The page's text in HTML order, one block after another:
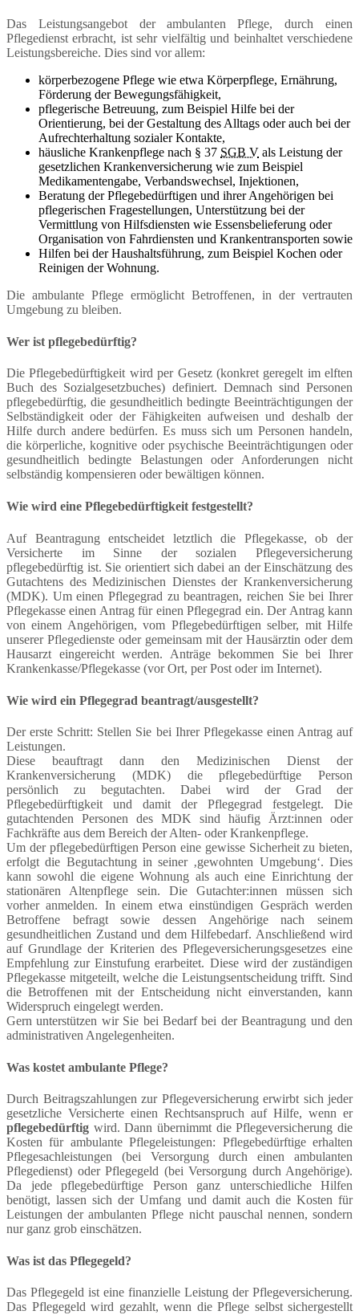
Das Leistungsangebot der ambulanten Pflege, durch einen
Pflegedienst erbracht, ist sehr vielfältig und beinhaltet verschiedene
Leistungsbereiche. Dies sind vor allem:
körperbezogene Pflege wie etwa Körperpflege, Ernährung,
Förderung der Bewegungsfähigkeit,
pflegerische Betreuung, zum Beispiel Hilfe bei der
Orientierung, bei der Gestaltung des Alltags oder auch bei der
Aufrechterhaltung sozialer Kontakte,
häusliche Krankenpflege nach § 37 SGB V als Leistung der
gesetzlichen Krankenversicherung wie zum Beispiel
Medikamentengabe, Verbandswechsel, Injektionen,
Beratung der Pflegebedürftigen und ihrer Angehörigen bei
pflegerischen Fragestellungen, Unterstützung bei der
Vermittlung von Hilfsdiensten wie Essensbelieferung oder
Organisation von Fahrdiensten und Krankentransporten sowie
Hilfen bei der Haushaltsführung, zum Beispiel Kochen oder
Reinigen der Wohnung.
Die ambulante Pflege ermöglicht Betroffenen, in der vertrauten
Umgebung zu bleiben.
Wer ist pflegebedürftig?
Die Pflegebedürftigkeit wird per Gesetz (konkret geregelt im elften
Buch des Sozialgesetzbuches) definiert. Demnach sind Personen
pflegebedürftig, die gesundheitlich bedingte Beeinträchtigungen der
Selbständigkeit oder der Fähigkeiten aufweisen und deshalb der
Hilfe durch andere bedürfen. Es muss sich um Personen handeln,
die körperliche, kognitive oder psychische Beeinträchtigungen oder
gesundheitlich bedingte Belastungen oder Anforderungen nicht
selbständig kompensieren oder bewältigen können.
Wie wird eine Pflegebedürftigkeit festgestellt?
Auf Beantragung entscheidet letztlich die Pflegekasse, ob der
Versicherte im Sinne der sozialen Pflegeversicherung
pflegebedürftig ist. Sie orientiert sich dabei an der Einschätzung des
Gutachtens des Medizinischen Dienstes der Krankenversicherung
(MDK). Um einen Pflegegrad zu beantragen, reichen Sie bei Ihrer
Pflegekasse einen Antrag für einen Pflegegrad ein. Der Antrag kann
von einem Angehörigen, vom Pflegebedürftigen selber, mit Hilfe
unserer Pflegedienste oder gemeinsam mit der Hausärztin oder dem
Hausarzt eingereicht werden. Anträge bekommen Sie bei Ihrer
Krankenkasse/Pflegekasse (vor Ort, per Post oder im Internet).
Wie wird ein Pflegegrad beantragt/ausgestellt?
Der erste Schritt: Stellen Sie bei Ihrer Pflegekasse einen Antrag auf
Leistungen.
Diese beauftragt dann den Medizinischen Dienst der
Krankenversicherung (MDK) die pflegebedürftige Person
persönlich zu begutachten. Dabei wird der Grad der
Pflegebedürftigkeit und damit der Pflegegrad festgelegt. Die
gutachtenden Personen des MDK sind häufig Ärzt:innen oder
Fachkräfte aus dem Bereich der Alten- oder Krankenpflege.
Um der pflegebedürftigen Person eine gewisse Sicherheit zu bieten,
erfolgt die Begutachtung in seiner ‚gewohnten Umgebung‘. Dies
kann sowohl die eigene Wohnung als auch eine Einrichtung der
stationären Altenpflege sein. Die Gutachter:innen müssen sich
vorher anmelden. In einem etwa einstündigen Gespräch werden
Betroffene befragt sowie dessen Angehörige nach seinem
gesundheitlichen Zustand und dem Hilfebedarf. Anschließend wird
auf Grundlage der Kriterien des Pflegeversicherungsgesetzes eine
Empfehlung zur Einstufung erarbeitet. Diese wird der zuständigen
Pflegekasse mitgeteilt, welche die Leistungsentscheidung trifft. Sind
die Betroffenen mit der Entscheidung nicht einverstanden, kann
Widerspruch eingelegt werden.
Gern unterstützen wir Sie bei Bedarf bei der Beantragung und den
administrativen Angelegenheiten.
Was kostet ambulante Pflege?
Durch Beitragszahlungen zur Pflegeversicherung erwirbt sich jeder
gesetzliche Versicherte einen Rechtsanspruch auf Hilfe, wenn er
pflegebedürftig wird. Dann übernimmt die Pflegeversicherung die
Kosten für ambulante Pflegeleistungen: Pflegebedürftige erhalten
Pflegesachleistungen (bei Versorgung durch einen ambulanten
Pflegedienst) oder Pflegegeld (bei Versorgung durch Angehörige).
Da jede pflegebedürftige Person ganz unterschiedliche Hilfen
benötigt, lassen sich der Umfang und damit auch die Kosten für
Leistungen der ambulanten Pflege nicht pauschal nennen, sondern
nur ganz grob einschätzen.
Was ist das Pflegegeld?
Das Pflegegeld ist eine finanzielle Leistung der Pflegeversicherung.
Das Pflegegeld wird gezahlt, wenn die Pflege selbst sichergestellt